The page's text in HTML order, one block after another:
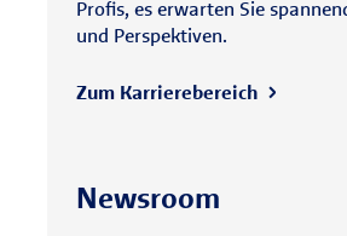
Profis, es erwarten Sie
und Perspektiven.
Zum Karrierebereich
Newsroom